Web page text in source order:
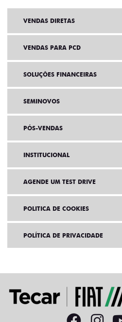
VENDAS DIRETAS
VENDAS PARA PCD
SOLUÇÕES FINANCEIRAS
SEMINOVOS
PÓS-VENDAS
INSTITUCIONAL
AGENDE UM TEST DRIVE
POLITICA DE COOKIES
POLÍTICA DE PRIVACIDADE